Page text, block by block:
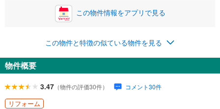
0円
ナス時の増額分（1回分）を入力してください。
ボーナス払いの限度額は金融機関によって異なります。
閉じる
月々の返済額
ローン返済額 324,455円（頭金比率 % ）
6,400
この物件情報をアプリで見る
この物件と特徴の似ている物件を見る
物件概要
3.47 （物件の評価30件） コメント30件
リフォーム